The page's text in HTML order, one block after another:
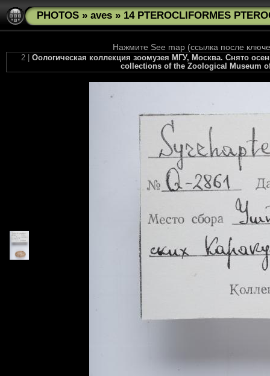
PHOTOS » aves » 14 PTEROCLIFORMES
Нажмите See map (ссылка после
2 | Оологическая коллекция зоомузея МГУ, Москва. Снято
collections of the Zoological Museum